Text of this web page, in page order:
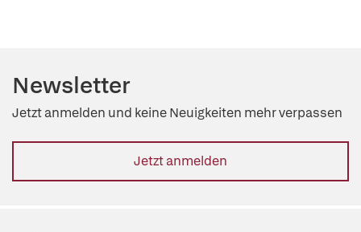
Newsletter
Jetzt anmelden und keine Neuigkeiten mehr verpassen
Jetzt anmelden